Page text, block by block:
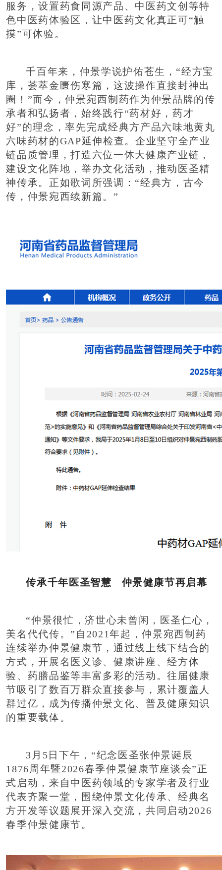
服务，设置药食同源产品、中医药文创等特
色中医药体验区，让中医药文化真正可“触
摸”可体验。
千百年来，仲景学说护佑苍生，“经方宝
库，荟萃金匮伤寒篇，这波操作直接封神出
圈！”而今，仲景宛西制药作为仲景品牌的传
承者和弘扬者，始终践行“药材好，药才
好”的理念，率先完成经典方产品六味地黄丸
六味药材的GAP延伸检查。企业坚守全产业
链品质管理，打造六位一体大健康产业链，
建设文化阵地，举办文化活动，推动医圣精
神传承。正如歌词所强调：“经典方，古今
传，仲景宛西续新篇。”
传承千年医圣智慧 仲景健康节再启幕
“仲景很忙，济世心未曾闲，医圣仁心，
美名代代传。”自2021年起，仲景宛西制药
连续举办仲景健康节，通过线上线下结合的
方式，开展名医义诊、健康讲座、经方体
验、药膳品鉴等丰富多彩的活动。往届健康
节吸引了数百万群众直接参与，累计覆盖人
群过亿，成为传播仲景文化、普及健康知识
的重要载体。
3月5日下午，“纪念医圣张仲景诞辰
1876周年暨2026春季仲景健康节座谈会”正
式启动，来自中医药领域的专家学者及行业
代表齐聚一堂，围绕仲景文化传承、经典名
方开发等议题展开深入交流，共同启动2026
春季仲景健康节。